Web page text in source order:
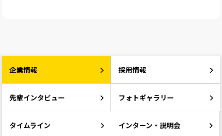
企業情報 採用情報
先輩インタビュー フォトギャラリー
タイムライン インターン・説明会